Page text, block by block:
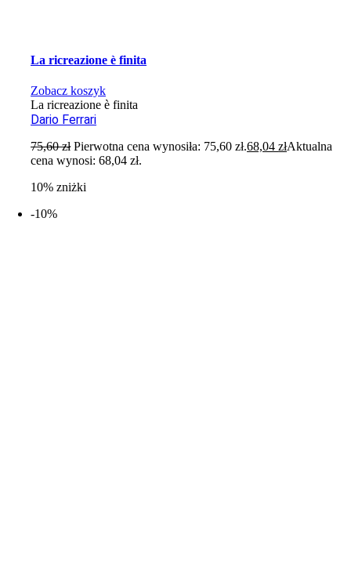
La ricreazione è finita
Zobacz koszyk
La ricreazione è finita
Dario Ferrari
75,60zł Pierwotna cena wynosiła: 75,60 zł.68,04złAktualna
cena wynosi: 68,04 zł.
10% zniżki
-10%